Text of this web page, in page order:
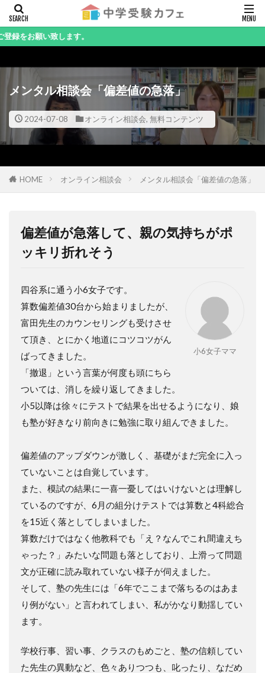
致します。
メンタル相談会「偏差値の急落」
2024-07-08 オンライン相談会, 無料コンテンツ
HOME オンライン相談会 メンタル相談会「偏差値の急落」
偏差値が急落して、親の気持ちがポ
ッキリ折れそう
小6女子ママ
四谷系に通う小6女子です。
算数偏差値30台から始まりましたが、
富田先生のカウンセリングも受けさせ
て頂き、とにかく地道にコツコツがん
ばってきました。
「撤退」という言葉が何度も頭にちら
ついては、消しを繰り返してきました。
小5以降は徐々にテストで結果を出せるようになり、娘
も塾が好きなり前向きに勉強に取り組んできました。
偏差値のアップダウンが激しく、基礎がまだ完全に入っ
ていないことは自覚しています。
また、模試の結果に一喜一憂してはいけないとは理解し
ているのですが、6月の組分けテストでは算数と4科総合
を15近く落としてしまいました。
算数だけではなく他教科でも「え？なんでこれ間違えち
ゃった？」みたいな問題も落としており、上滑って問題
文が正確に読み取れていない様子が伺えました。
そして、塾の先生には「6年でここまで落ちるのはあま
り例がない」と言われてしまい、私がかなり動揺してい
ます。
学校行事、習い事、クラスのもめごと、塾の信頼してい
た先生の異動など、色々ありつつも、叱ったり、なだめ
キーワード
カテゴリー